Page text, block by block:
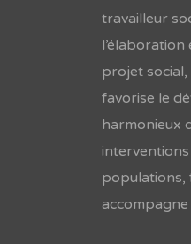
travailleur
projet social,
favorise le
harmonieux
populations,